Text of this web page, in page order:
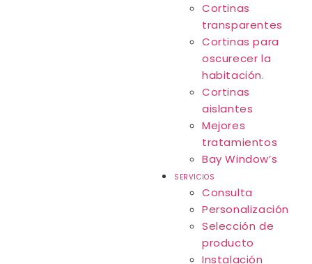
Cortinas
transparentes
Cortinas para
oscurecer la
habitación.
Cortinas
aislantes
Mejores
tratamientos
Bay Window’s
SERVICIOS
Consulta
Personalización
Selección de
producto
Instalación